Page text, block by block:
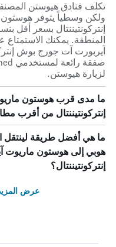
ولكن وسطياً يتوفر
المنطقة. يمكنك الاستمتاع
لزيارة هيوستن.
ما مدى قرب هوستون
إنتركونتيننتال من أقرب
ما هي أفضل طريقة
هوبي إلى هوستون
إنتركونتيننتال؟
عرض